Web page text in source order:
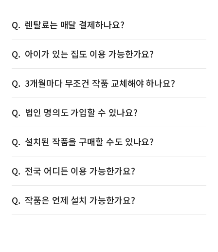
렌탈료는 매달 결제하나요?
아이가 있는 집도 이용 가능한가요?
3개월마다 무조건 작품 교체해야 하나요?
법인 명의도 가입할 수 있나요?
설치된 작품을 구매할 수도 있나요?
전국 어디든 이용 가능한가요?
작품은 언제 설치 가능한가요?